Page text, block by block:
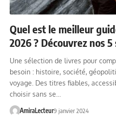
Quel est le meilleur
2026 ? Découvrez nos
Une sélection de livres pour
besoin : histoire, société,
voyage. Des titres fiables,
choisir sans se…
AmiraLecteur9 janvier 2024